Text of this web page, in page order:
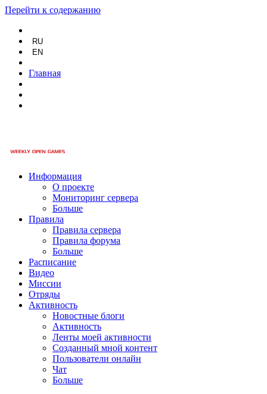
Перейти к содержанию
RU
EN
Главная
Информация
О проекте
Мониторинг сервера
Больше
Правила
Правила сервера
Правила форума
Больше
Расписание
Видео
Миссии
Отряды
Активность
Новостные блоги
Активность
Ленты моей активности
Созданный мной контент
Пользователи онлайн
Чат
Больше